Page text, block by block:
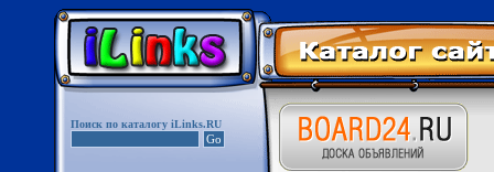
Поиск по каталогу iLinks.RU